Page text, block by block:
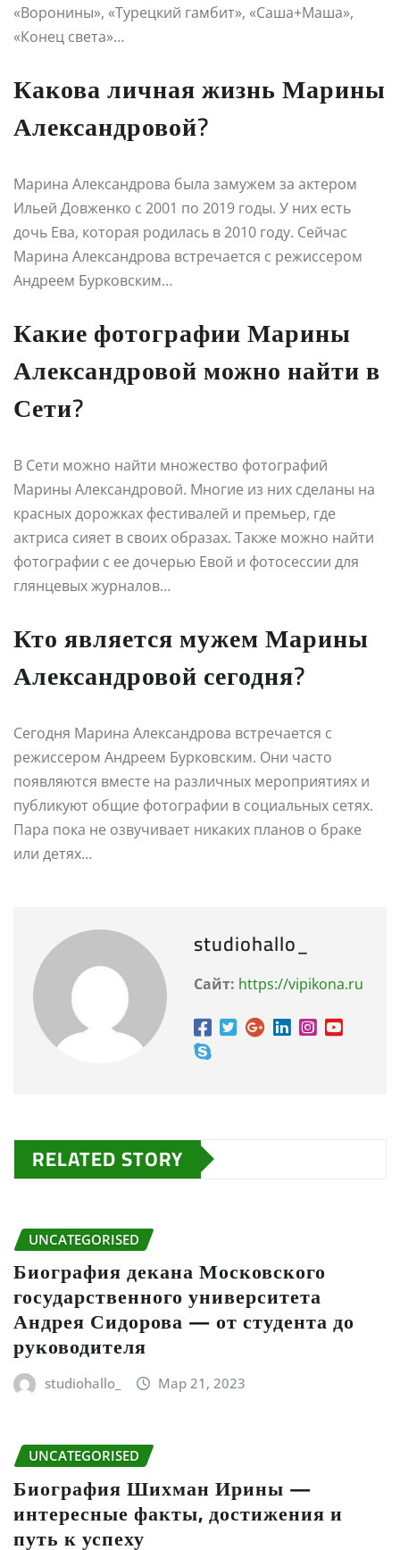
«Воронины», «Турецкий гамбит», «Саша+Маша»,
«Конец света»…
Какова личная жизнь Марины
Александровой?
Марина Александрова была замужем за актером
Ильей Довженко с 2001 по 2019 годы. У них есть
дочь Ева, которая родилась в 2010 году. Сейчас
Марина Александрова встречается с режиссером
Андреем Бурковским…
Какие фотографии Марины
Александровой можно найти в
Сети?
В Сети можно найти множество фотографий
Марины Александровой. Многие из них сделаны на
красных дорожках фестивалей и премьер, где
актриса сияет в своих образах. Также можно найти
фотографии с ее дочерью Евой и фотосессии для
глянцевых журналов…
Кто является мужем Марины
Александровой сегодня?
Сегодня Марина Александрова встречается с
режиссером Андреем Бурковским. Они часто
появляются вместе на различных мероприятиях и
публикуют общие фотографии в социальных сетях.
Пара пока не озвучивает никаких планов о браке
или детях…
studiohallo_
Сайт: https://vipikona.ru
RELATED STORY
UNCATEGORISED
Биография декана Московского
государственного университета
Андрея Сидорова — от студента до
руководителя
studiohallo_ Мар 21, 2023
UNCATEGORISED
Биография Шихман Ирины —
интересные факты, достижения и
путь к успеху